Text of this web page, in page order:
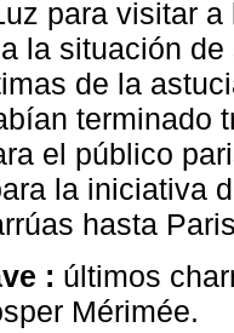
para visitar
la situación
de la
terminado
el público
la iniciativa
hasta
: últimos
Mérimée.